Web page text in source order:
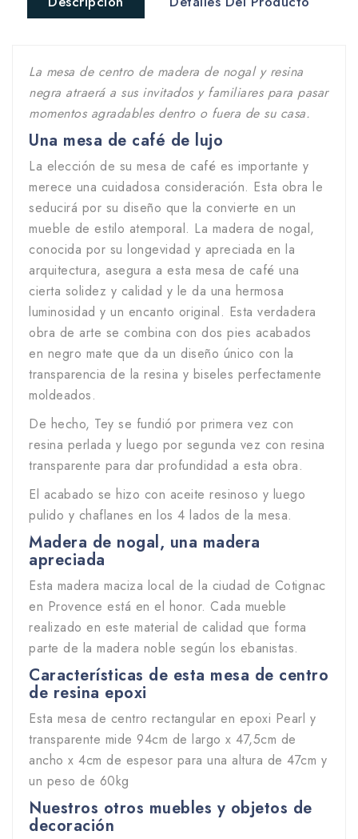
La mesa de centro de madera de nogal y resina
negra atraerá a sus invitados y familiares para pasar
momentos agradables dentro o fuera de su casa.
Una mesa de café de lujo
La elección de su mesa de café es importante y
merece una cuidadosa consideración. Esta obra le
seducirá por su diseño que la convierte en un
mueble de estilo atemporal. La madera de nogal,
conocida por su longevidad y apreciada en la
arquitectura, asegura a esta mesa de café una
cierta solidez y calidad y le da una hermosa
luminosidad y un encanto original. Esta verdadera
obra de arte se combina con dos pies acabados
en negro mate que da un diseño único con la
transparencia de la resina y biseles perfectamente
moldeados.
De hecho, Tey se fundió por primera vez con
resina perlada y luego por segunda vez con resina
transparente para dar profundidad a esta obra.
El acabado se hizo con aceite resinoso y luego
pulido y chaflanes en los 4 lados de la mesa.
Madera de nogal, una madera
apreciada
Esta madera maciza local de la ciudad de Cotignac
en Provence está en el honor. Cada mueble
realizado en este material de calidad que forma
parte de la madera noble según los ebanistas.
Características de esta mesa de centro
de resina epoxi
Esta mesa de centro rectangular en epoxi Pearl y
transparente mide 94cm de largo x 47,5cm de
ancho x 4cm de espesor para una altura de 47cm y
un peso de 60kg
Nuestros otros muebles y objetos de
decoración